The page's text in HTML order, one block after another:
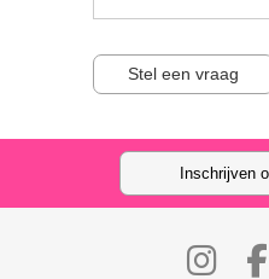
Stel een vraag
Inschrijven